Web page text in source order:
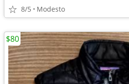
8/5 Modesto
$80